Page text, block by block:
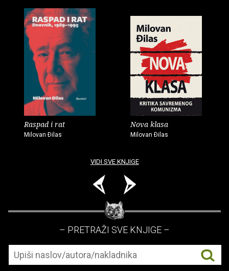
Raspad i rat
Milovan Ðilas
Nova klasa
Milovan Ðilas
VIDI SVE KNJIGE
– PRETRAŽI SVE KNJIGE –